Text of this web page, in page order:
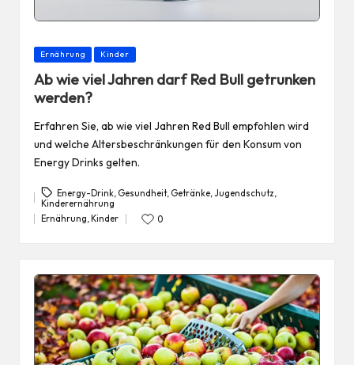
Posted
Ernährung Kinder
Ab wie viel Jahren darf Red Bull getrunken
werden?
Erfahren Sie, ab wie viel Jahren Red Bull empfohlen wird
und welche Altersbeschränkungen für den Konsum von
Energy Drinks gelten.
Tags:
Energy-Drink Gesundheit, Getränke ,Jugendschutz
Kinderernährung
Posted
Ernährung, Kinder 0